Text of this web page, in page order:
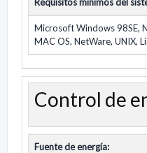
Microsoft Windows 98SE,
MAC OS, NetWare, UNIX,
Control de
Fuente de energía: